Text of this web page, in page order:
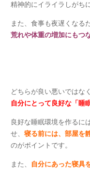
精神的にイライラしがち
また、食事も夜遅くなる
荒れや体重の増加にもつ
どちらが良い悪いではな
自分にとって良好な「睡
良好な睡眠環境を作るには
せ、寝る前には、部屋を
のがポイントです。
また、 自分にあった寝具